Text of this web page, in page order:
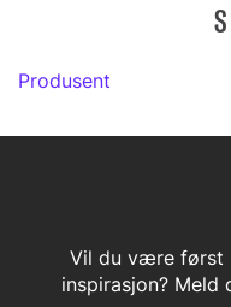
Produsent
Vil du være først
inspirasjon? Meld